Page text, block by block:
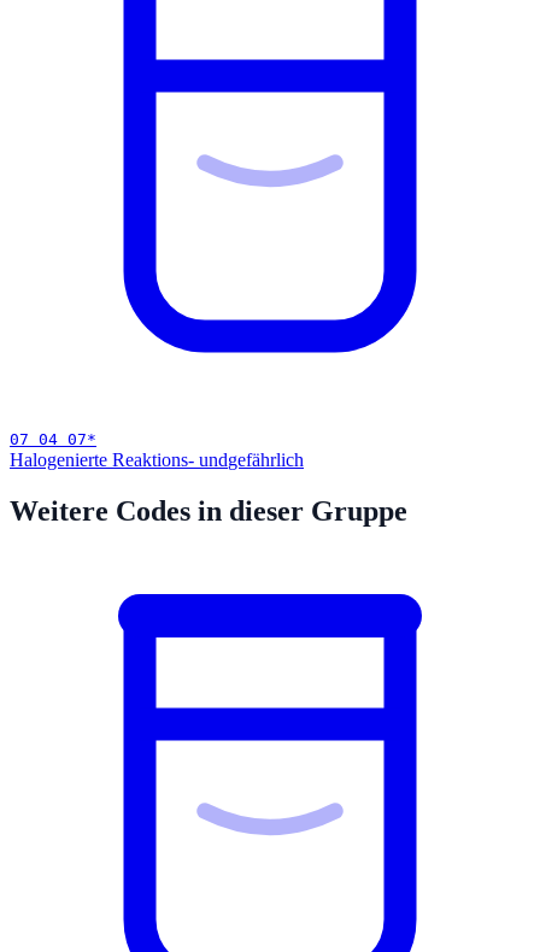
07 04 07*
Halogenierte Reaktions- undgefährlich
Weitere Codes in dieser Gruppe